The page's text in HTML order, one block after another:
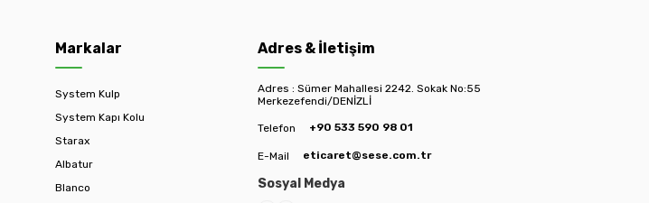
Markalar
System Kulp
System Kapı Kolu
Starax
Albatur
Blanco
Adres & İletişim
Adres : Sümer Mahallesi 2242. Sokak No:55
Merkezefendi/DENİZLİ
Telefon +90 533 590 98 01
E-Mail eticaret@sese.com.tr
Sosyal Medya